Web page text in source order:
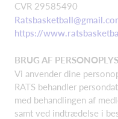
CVR 29585490
https://
BRUG AF
Vi anvender dine
RATS behandler
med behandlingen af
samt ved indtrædelse i